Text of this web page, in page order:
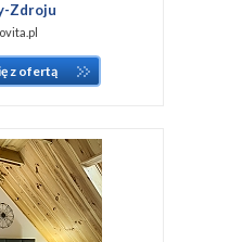
Zdroju
z ofertą